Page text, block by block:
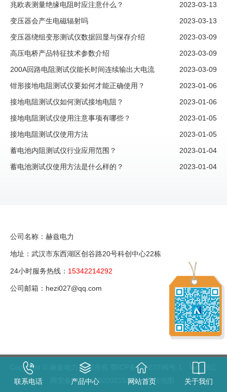
2023-03-13
兆欧表测量绝缘电阻时应注意什么？
2023-03-13
变压器会产生电磁辐射吗
2023-03-09
变压器绕组变形测试仪数据回显与保存介绍
2023-03-09
高压电桥产品特征技术参数介绍
2023-03-09
200A回路电阻测试仪能长时间连续输出大电流
2023-01-06
钳形接地电阻测试仪要如何才能正确使用？
2023-01-06
接地电阻测试仪如何测试接地电阻？
2023-01-05
接地电阻测试仪使用注意事项有哪些？
2023-01-05
接地电阻测试仪使用方法
2023-01-04
蓄电池内阻测试仪行业应用范围？
2023-01-04
蓄电池测试仪使用方法是什么样的？
公司名称：赫兹电力
地址：武汉市东西湖区创谷路20号科创中心22栋
24小时服务热线： 15342214292
公司邮箱：hezi027@qq.com
Copyright © 赫兹电力 版权所有 鄂ICP备18023796号-1
网安备 42011202002153号
网站地图
联系电话 产品中心 网站首页 关于我们